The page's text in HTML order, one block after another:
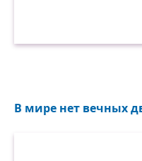
В мире нет вечных